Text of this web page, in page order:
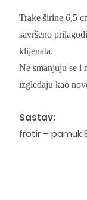
Trake širine 6,5
savršeno
klijenata.
Ne smanjuju se i
izgledaju kao
Sastav:
frotir – pamuk